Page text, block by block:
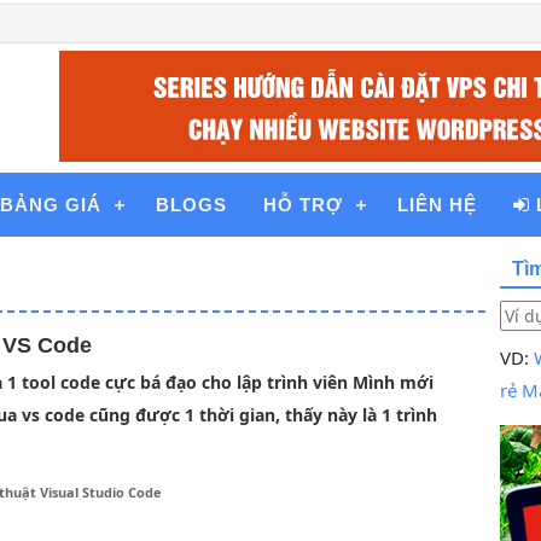
BẢNG GIÁ BLOGS HỖ TRỢ LIÊN HỆ
Code
1 tool code cực bá đạo cho lập trình viên Mình mới
vs code cũng được 1 thời gian, thấy này là 1 trình
Visual Studio Code
VD:
rẻ